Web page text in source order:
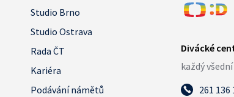
Studio Brno
Studio Ostrava
Rada ČT
Kariéra
Podávání námětů
261 136